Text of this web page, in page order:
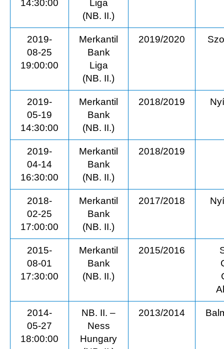
14:30:00
Liga
(NB. II.)
2019-
08-25
19:00:00
Merkantil
Bank
Liga
(NB. II.)
2019/2020
2019-
05-19
14:30:00
Merkantil
Bank
(NB. II.)
2018/2019
2019-
04-14
16:30:00
Merkantil
Bank
(NB. II.)
2018/2019
2018-
02-25
17:00:00
Merkantil
Bank
(NB. II.)
2017/2018
2015-
08-01
17:30:00
Merkantil
Bank
(NB. II.)
2015/2016
2014-
05-27
18:00:00
NB. II. –
Ness
Hungary
2013/2014